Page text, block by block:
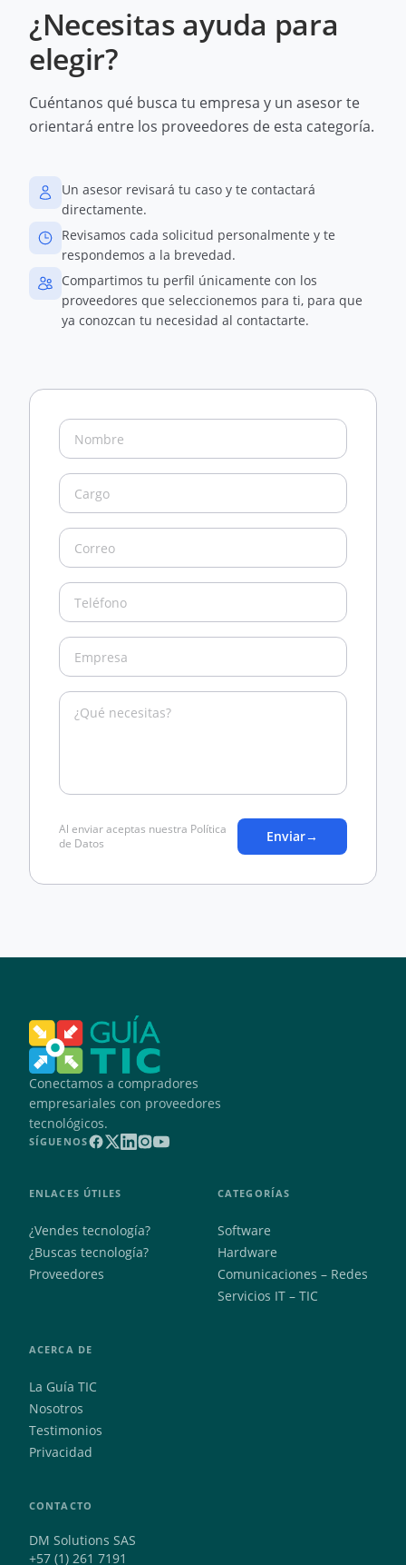
¿Necesitas ayuda para
elegir?
Cuéntanos qué busca tu empresa y un asesor te
orientará entre los proveedores de esta categoría.
Un asesor revisará tu caso y te contactará
directamente.
Revisamos cada solicitud personalmente y te
respondemos a la brevedad.
Compartimos tu perfil únicamente con los
proveedores que seleccionemos para ti, para que
ya conozcan tu necesidad al contactarte.
Al enviar aceptas nuestra Política
de Datos
Enviar→
Conectamos a compradores
empresariales con proveedores
tecnológicos.
SÍGUENOS
ENLACES ÚTILES
¿Vendes tecnología?
¿Buscas tecnología?
Proveedores
CATEGORÍAS
Software
Hardware
Comunicaciones – Redes
Servicios IT – TIC
ACERCA DE
La Guía TIC
Nosotros
Testimonios
Privacidad
CONTACTO
DM Solutions SAS
+57 (1) 261 7191